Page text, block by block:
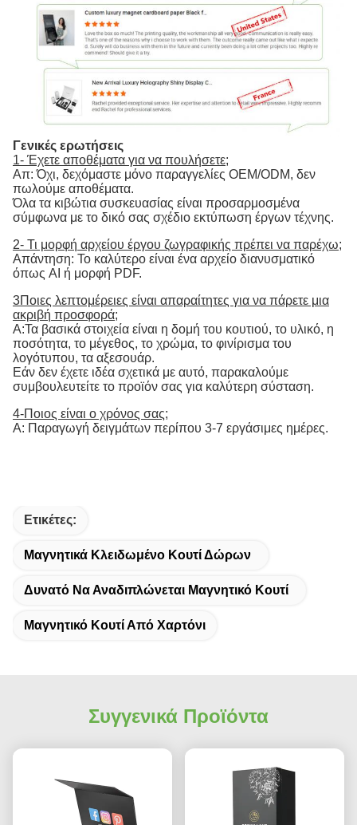
Γενικές ερωτήσεις
1- Έχετε αποθέματα για να πουλήσετε;
Απ: Όχι, δεχόμαστε μόνο παραγγελίες OEM/ODM, δεν
πωλούμε αποθέματα.
Όλα τα κιβώτια συσκευασίας είναι προσαρμοσμένα
σύμφωνα με το δικό σας σχέδιο εκτύπωση έργων τέχνης.
2- Τι μορφή αρχείου έργου ζωγραφικής πρέπει να παρέχω;
Απάντηση: Το καλύτερο είναι ένα αρχείο διανυσματικό
όπως AI ή μορφή PDF.
3Ποιες λεπτομέρειες είναι απαραίτητες για να πάρετε μια
ακριβή προσφορά;
Α:Τα βασικά στοιχεία είναι η δομή του κουτιού, το υλικό, η
ποσότητα, το μέγεθος, το χρώμα, το φινίρισμα του
λογότυπου, τα αξεσουάρ.
Εάν δεν έχετε ιδέα σχετικά με αυτό, παρακαλούμε
συμβουλευτείτε το προϊόν σας για καλύτερη σύσταση.
4-Ποιος είναι ο χρόνος σας;
Α: Παραγωγή δειγμάτων περίπου 3-7 εργάσιμες ημέρες.
Ετικέτες:
Μαγνητικά Κλειδωμένο Κουτί Δώρων
Δυνατό Να Αναδιπλώνεται Μαγνητικό Κουτί
Μαγνητικό Κουτί Από Χαρτόνι
Συγγενικά Προϊόντα